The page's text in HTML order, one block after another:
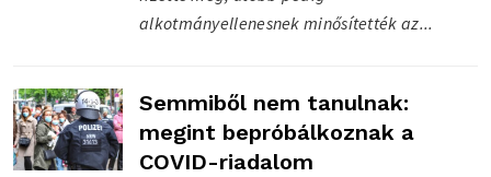
alkotmányellenesnek minősítették az...
Semmiből nem tanulnak:
megint bepróbálkoznak a
COVID-riadalom